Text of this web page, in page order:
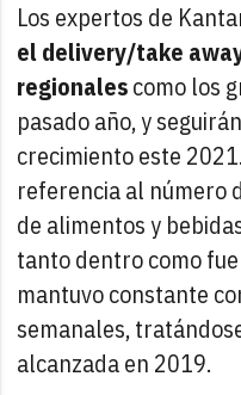
Los expertos de
el delivery/take
regionalescomo los
pasado año, y
crecimiento este
referencia al número
de alimentos y
tanto dentro como
mantuvo constante
semanales,
alcanzada en 2019.